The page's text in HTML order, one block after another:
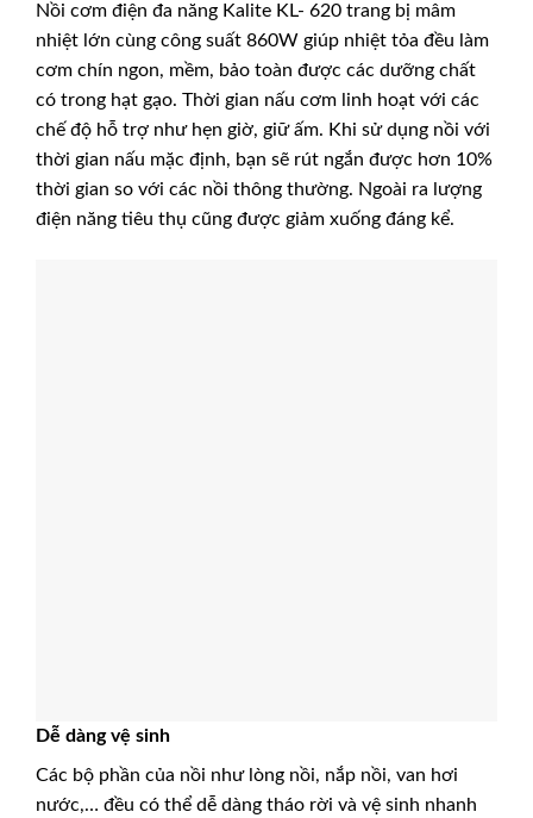
Nồi cơm điện đa năng Kalite KL- 620 trang bị mâm
nhiệt lớn cùng công suất 860W giúp nhiệt tỏa đều làm
cơm chín ngon, mềm, bảo toàn được các dưỡng chất
có trong hạt gạo. Thời gian nấu cơm linh hoạt với các
chế độ hỗ trợ như hẹn giờ, giữ ấm. Khi sử dụng nồi với
thời gian nấu mặc định, bạn sẽ rút ngắn được hơn 10%
thời gian so với các nồi thông thường. Ngoài ra lượng
điện năng tiêu thụ cũng được giảm xuống đáng kể.
Dễ dàng vệ sinh
Các bộ phần của nồi như lòng nồi, nắp nồi, van hơi
nước,… đều có thể dễ dàng tháo rời và vệ sinh nhanh